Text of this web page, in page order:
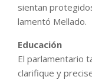
sientan
lamentó Mellado.
Educación
El parlamentario
clarifique y